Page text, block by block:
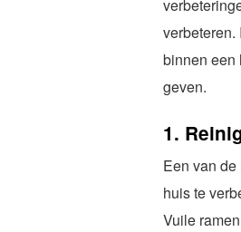
binnen een
geven.
1.
Een van
huis te
Vuile